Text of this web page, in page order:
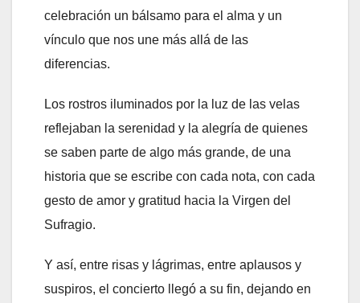
celebración un bálsamo para el alma y un
vínculo que nos une más allá de las
diferencias.
Los rostros iluminados por la luz de las velas
reflejaban la serenidad y la alegría de quienes
se saben parte de algo más grande, de una
historia que se escribe con cada nota, con cada
gesto de amor y gratitud hacia la Virgen del
Sufragio.
Y así, entre risas y lágrimas, entre aplausos y
suspiros, el concierto llegó a su fin, dejando en